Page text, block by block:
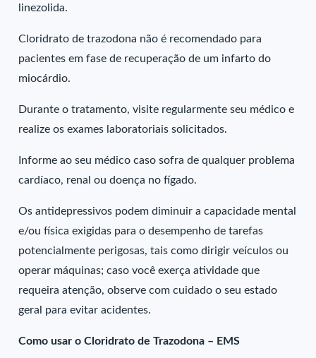
linezolida.
Cloridrato de trazodona não é recomendado para
pacientes em fase de recuperação de um infarto do
miocárdio.
Durante o tratamento, visite regularmente seu médico e
realize os exames laboratoriais solicitados.
Informe ao seu médico caso sofra de qualquer problema
cardíaco, renal ou doença no fígado.
Os antidepressivos podem diminuir a capacidade mental
e/ou física exigidas para o desempenho de tarefas
potencialmente perigosas, tais como dirigir veículos ou
operar máquinas; caso você exerça atividade que
requeira atenção, observe com cuidado o seu estado
geral para evitar acidentes.
Como usar o Cloridrato de Trazodona – EMS